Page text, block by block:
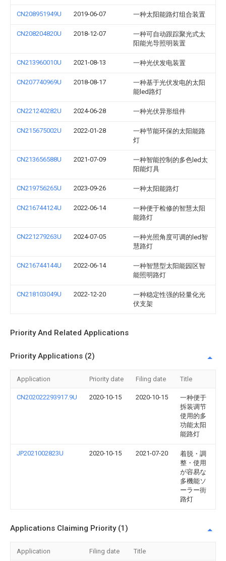
CN208951949U 2019-06-07 一种太阳能路灯组合装置
CN208204820U 2018-12-07
一种可自动跟踪聚光式太
阳能光导照明装置
CN213960010U 2021-08-13 一种光伏发电装置
CN207740969U 2018-08-17
一种基于光伏发电的太阳
能led路灯
CN221240282U 2024-06-28 一种光伏异形组件
CN215675002U 2022-01-28
一种节能环保的太阳能路
灯
CN213656588U 2021-07-09
一种智能控制的多色led太
阳能灯具
CN219756265U 2023-09-26 一种太阳能路灯
CN216744124U 2022-06-14
一种便于检修的智慧太阳
能路灯
CN221279263U 2024-07-05
一种光照角度可调的led智
慧路灯
CN216744144U 2022-06-14
一种智慧型太阳能园区智
能照明路灯
CN218103049U 2022-12-20
一种稳定性强的轻量化光
伏支架
Priority And Related Applications
Priority Applications (2)
Application Priority date Filing date Title
CN202022293917.9U 2020-10-15 2020-10-15
一种便于
拆装调节
使用的多
功能太阳
能路灯
JP2021002823U 2020-10-15 2021-07-20
着脱・調
整・使用
が容易な
多機能ソ
ーラー街
路灯
Applications Claiming Priority (1)
Application Filing date Title